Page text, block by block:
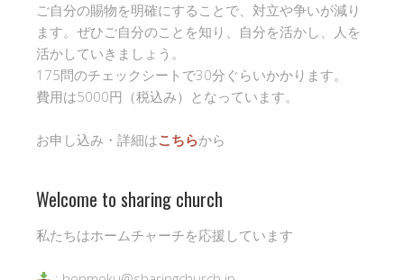
ご自分の賜物を明確にすることで、対立や争いが減り
ます。ぜひご自分のことを知り、自分を活かし、人を
活かしていきましょう。
175問のチェックシートで30分ぐらいかかります。
費用は5000円（税込み）となっています。
お申し込み・詳細はこちらから
Welcome to sharing church
私たちはホームチャーチを応援しています